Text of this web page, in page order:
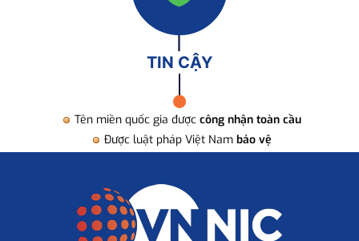
TIN CẬY
Tên miền quốc gia được công nhận toàn cầu
Được luật pháp Việt Nam bảo vệ